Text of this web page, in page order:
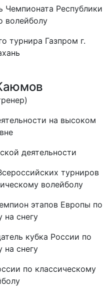
Чемпионата Республики
волейболу
турнира Газпром г.
на высоком
деятельности
турниров
волейболу
этапов Европы по
на снегу
кубка России по
на снегу
по классическому